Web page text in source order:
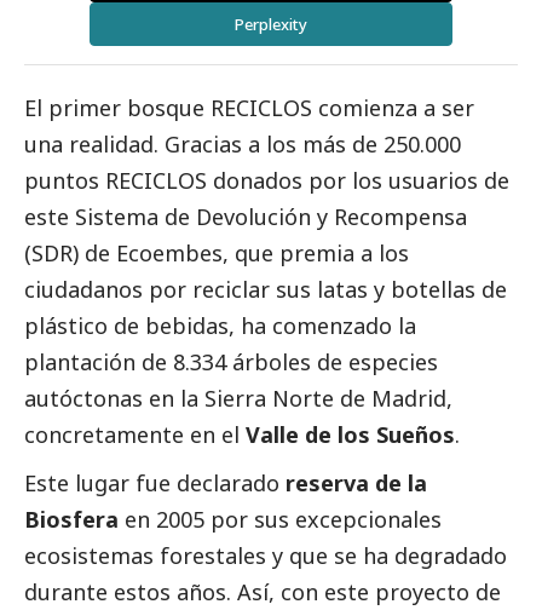
Perplexity
El primer bosque RECICLOS comienza a ser
una realidad. Gracias a los más de 250.000
puntos RECICLOS donados por los usuarios de
este Sistema de Devolución y Recompensa
(SDR) de Ecoembes, que premia a los
ciudadanos por reciclar sus latas y botellas de
plástico de bebidas, ha comenzado la
plantación de 8.334 árboles de especies
autóctonas en la Sierra Norte de Madrid,
concretamente en el Valle de los Sueños.
Este lugar fue declarado reserva de la
Biosfera en 2005 por sus excepcionales
ecosistemas forestales y que se ha degradado
durante estos años. Así, con este proyecto de